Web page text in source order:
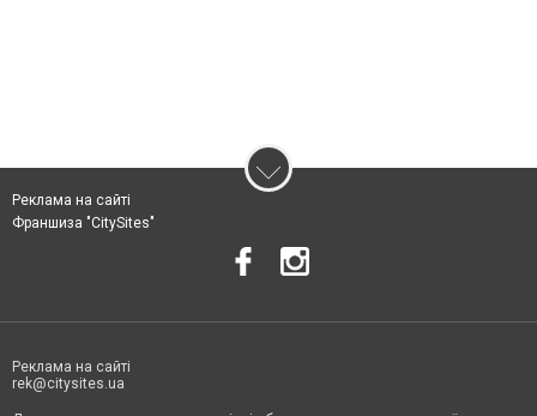
Реклама на сайті
Франшиза "CitySites"
Реклама на сайті
rek@citysites.ua